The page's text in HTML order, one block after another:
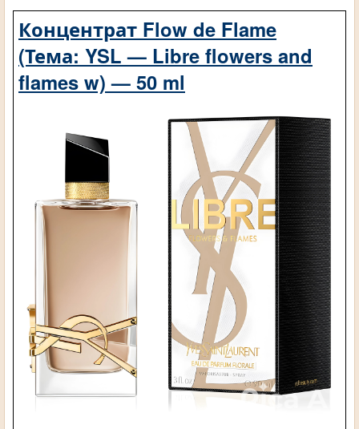
Концентрат Flow de Flame
(Тема: YSL — Libre flowers and
flames w) — 50 ml